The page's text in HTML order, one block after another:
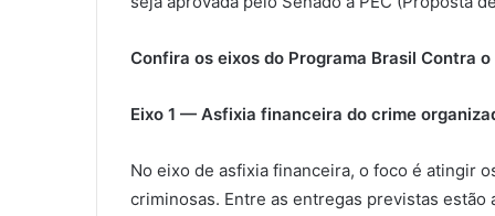
Confira os eixos do Programa Brasil Contra
Eixo 1 — Asfixia financeira do crime
No eixo de asfixia financeira, o foco é atingir
criminosas. Entre as entregas previstas estão